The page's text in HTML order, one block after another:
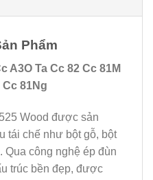
Phẩm
Wood được sản
tái chế như bột gỗ, bột
Qua công nghệ ép đùn
trúc bền đẹp, được